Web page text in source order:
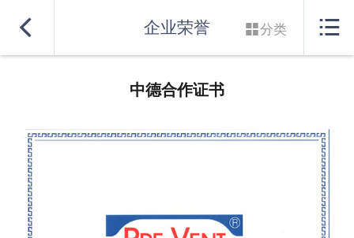
实力良盛
行业解决方案
联系我们
 企业荣誉 分类 
中德合作证书